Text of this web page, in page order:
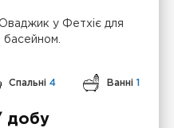
у Фетхіє для
Спальні 4 Ванні 1
добу